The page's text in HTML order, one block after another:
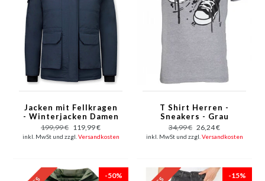
Jacken mit Fellkragen
- Winterjacken Damen
Lange - Blau
199,99 € 119,99 €
inkl. MwSt und zzgl. Versandkosten
T Shirt Herren -
Sneakers - Grau
34,99 € 26,24 €
inkl. MwSt und zzgl. Versandkosten
-50% -15%